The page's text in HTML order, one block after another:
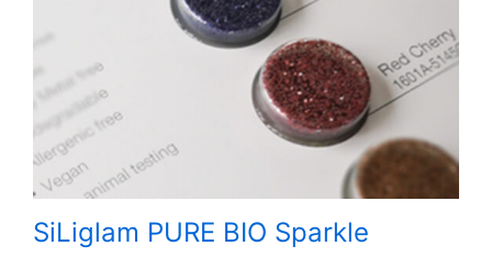
SiLiglam PURE BIO Sparkle